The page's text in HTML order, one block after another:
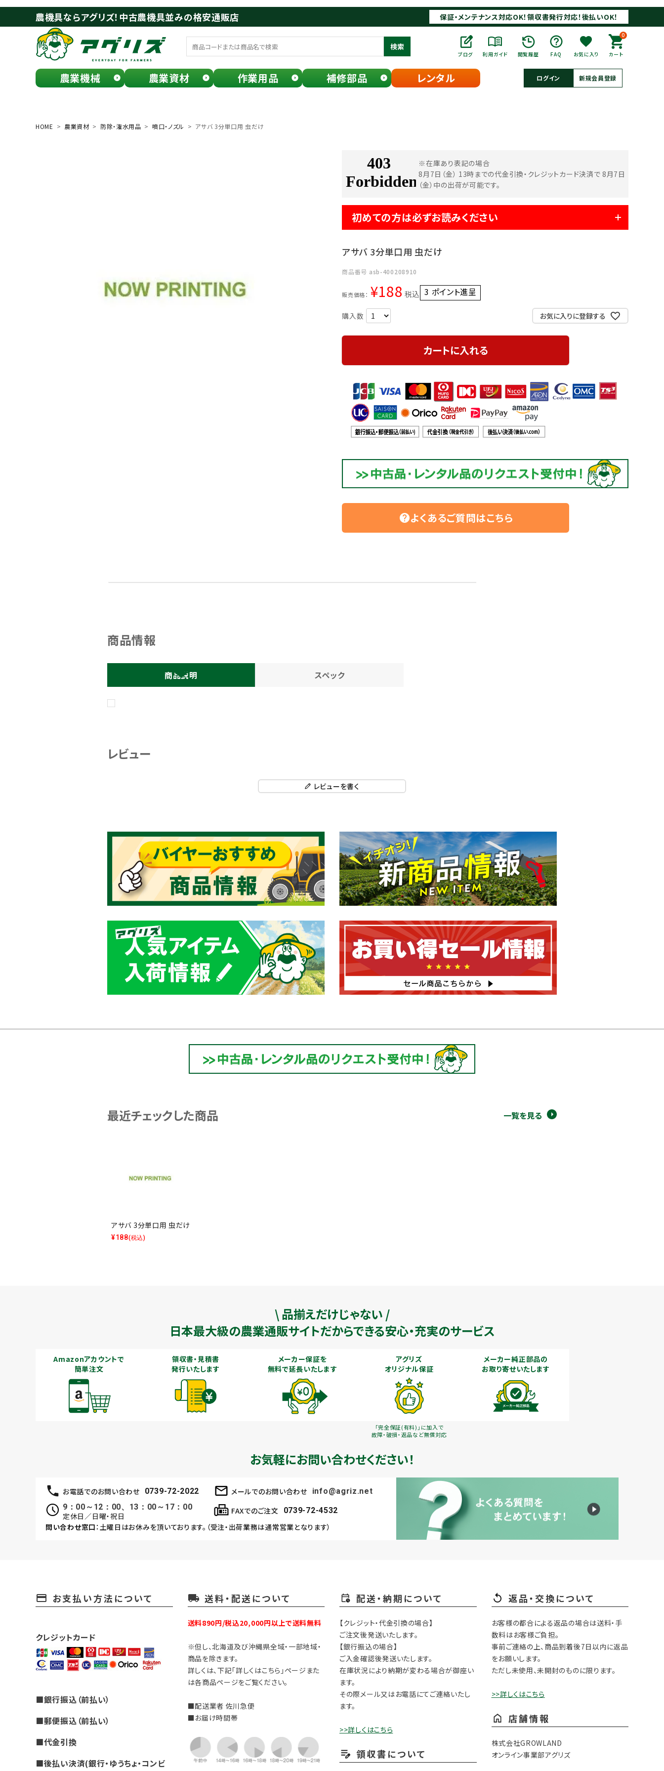
農機具ならアグリズ！中古農機具並みの格安通販店 保証・メンテナンス対応OK！領収書発行対応！後払いOK！
検索
ブログ 利用ガイド 閲覧履歴 FAQ お気に入り
0
カート
農業機械 農業資材 作業用品 補修部品 レンタル ログイン 新規会員登録
search
HOME 農業資材 防除・潅水用品 噴口・ノズル アサバ 3分単口用 虫だけ
※在庫あり表記の場合
8月7日（金） 13時までの代金引換・クレジットカード決済で8月7日
（金）中の出荷が可能です。
初めての方は必ずお読みください
アサバ 3分単口用 虫だけ
商品番号 asb-400208910
販売価格： ¥188 税込 3 ポイント進呈 ]
お気に入りに登録する
カートに入れる
helpよくあるご質問はこちら
商品情報
商品説明 スペック
レビュー
レビューを書く
最近チェックした商品 一覧を見る
アサバ 3分単口用 虫だけ
¥188(税込)
\ 品揃えだけじゃない /
日本最大級の農業通販サイトだからできる安心・充実のサービス
Amazonアカウントで
簡単注文
領収書・見積書
発行いたします
メーカー保証を
無料で延長いたします
アグリズ
オリジナル保証
「完全保証(有料)」に加入で
故障・破損・返品など無償対応
メーカー純正部品の
お取り寄せいたします
お気軽にお問い合わせください！
お電話でのお問い合わせ 0739-72-2022 メールでのお問い合わせ
info@agriz.net
9：00～12：00、13：00～17：00
定休日／日曜・祝日
FAXでのご注文 0739-72-4532
問い合わせ窓口 ：土曜日はお休みを頂いております。（受注・出荷業務は通常営業となります）
payment お支払い方法について
クレジットカード
■銀行振込（前払い）
■郵便振込（前払い）
■代金引換
■後払い決済(銀行・ゆうちょ・コンビ
local_shipping 送料・配送について
送料890円/税込20,000円以上で送料無料
※但し、北海道及び沖縄県全域・一部地域・
商品を除きます。
詳しくは、下記「詳しくはこちら」ページまた
は各商品ページをご覧ください。
■配送業者 佐川急便
■お届け時間帯
配送・納期について
【クレジット・代金引換の場合】
ご注文後発送いたします。
【銀行振込の場合】
ご入金確認後発送いたします。
在庫状況により納期が変わる場合が御座い
ます。
その際メール又はお電話にてご連絡いたし
ます。
>>詳しくはこちら
領収書について
返品・交換について
お客様の都合による返品の場合は送料・手
数料はお客様ご負担。
事前ご連絡の上、商品到着後7日以内に返品
をお願いします。
ただし未使用、未開封のものに限ります。
>>詳しくはこちら
店舗情報
株式会社GROWLAND
オンライン事業部アグリズ